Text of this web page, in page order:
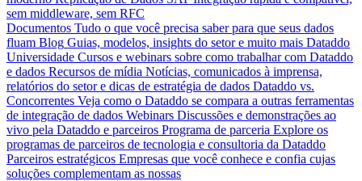
sem middleware, sem RFC
Documentos Tudo o que você precisa saber para que seus dados
fluam Blog Guias, modelos, insights do setor e muito mais Dataddo
Universidade Cursos e webinars sobre como trabalhar com Dataddo
e dados Recursos de mídia Notícias, comunicados à imprensa,
relatórios do setor e dicas de estratégia de dados Dataddo vs.
Concorrentes Veja como o Dataddo se compara a outras ferramentas
de integração de dados Webinars Discussões e demonstrações ao
vivo pela Dataddo e parceiros Programa de parceria Explore os
programas de parceiros de tecnologia e consultoria da Dataddo
Parceiros estratégicos Empresas que você conhece e confia cujas
soluções complementam as nossas